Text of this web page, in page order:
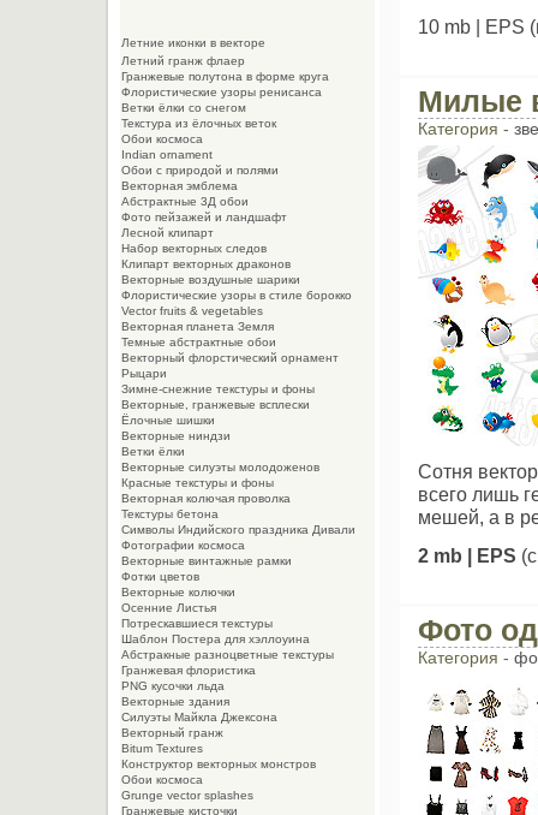
10 mb | EPS
Милые
Категория -
Сотня
всего лишь
мешей, а в
2 mb | EPS
Фото
Категория -
Летние иконки в векторе
Летний гранж флаер
Гранжевые полутона в форме круга
Флористические узоры ренисанса
Ветки ёлки со снегом
Текстура из ёлочных веток
Обои космоса
Indian ornament
Обои с природой и полями
Векторная эмблема
Абстрактные 3Д обои
Фото пейзажей и ландшафт
Лесной клипарт
Набор векторных следов
Клипарт векторных драконов
Векторные воздушные шарики
Флористические узоры в стиле борокко
Vector fruits & vegetables
Векторная планета Земля
Темные абстрактные обои
Векторный флорстический орнамент
Рыцари
Зимне-снежние текстуры и фоны
Векторные, гранжевые всплески
Ёлочные шишки
Векторные ниндзи
Ветки ёлки
Векторные силуэты молодоженов
Красные текстуры и фоны
Векторная колючая проволка
Текстуры бетона
Символы Индийского праздника Дивали
Фотографии космоса
Векторные винтажные рамки
Фотки цветов
Векторные колючки
Осенние Листья
Потрескавшиеся текстуры
Шаблон Постера для хэллоуина
Абстракные разноцветные текстуры
Гранжевая флористика
PNG кусочки льда
Векторные здания
Силуэты Майкла Джексона
Векторный гранж
Bitum Textures
Конструктор векторных монстров
Обои космоса
Grunge vector splashes
Гранжевые кисточки